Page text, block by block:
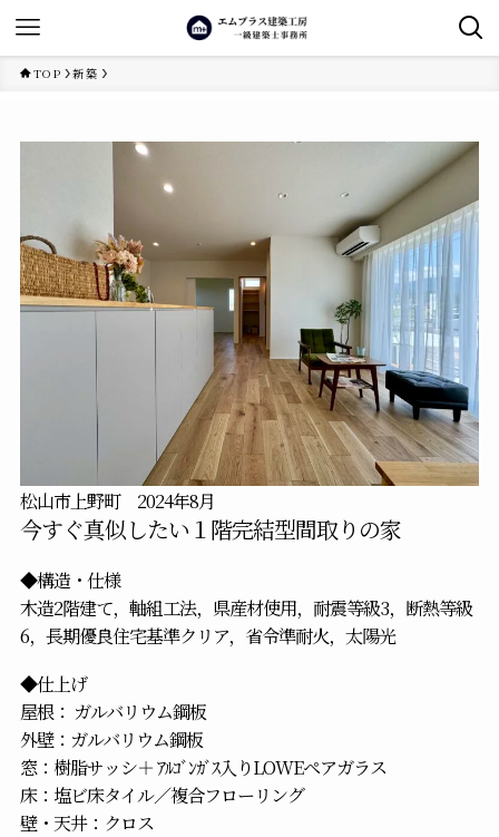
TOP 新築
松山市上野町 2024年8月
今すぐ真似したい１階完結型間取りの家
◆構造・仕様
木造2階建て，軸組工法，県産材使用，耐震等級3，断熱等級
6，長期優良住宅基準クリア，省令準耐火，太陽光
◆仕上げ
屋根： ガルバリウム鋼板
外壁：ガルバリウム鋼板
窓：樹脂サッシ＋ ｱﾙｺﾞﾝｶﾞｽ入りLOWEペアガラス
床：塩ビ床タイル／複合フローリング
壁・天井：クロス